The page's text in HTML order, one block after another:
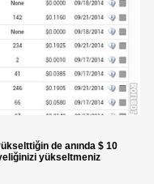
de anında $ 10
yükseltmeniz